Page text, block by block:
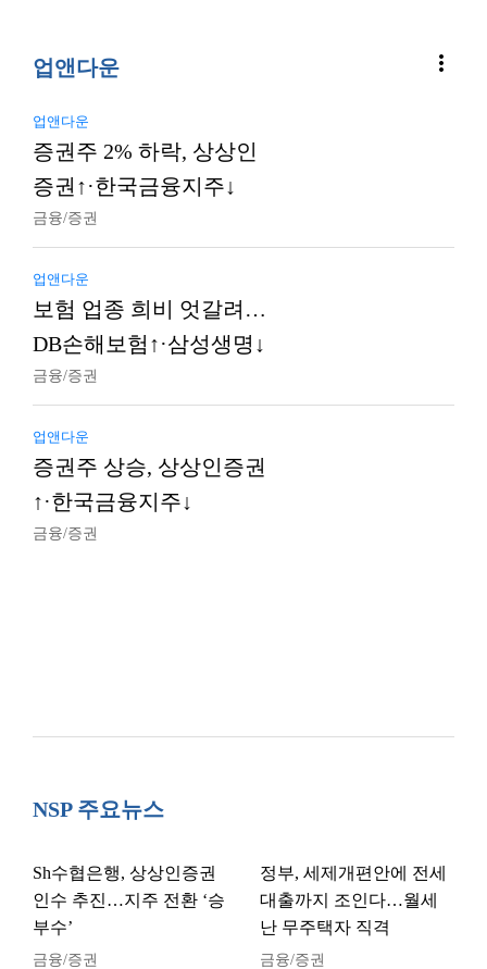
업앤다운 more_vert
업앤다운
증권주 2% 하락, 상상인
증권↑·한국금융지주↓
금융/증권
업앤다운
보험 업종 희비 엇갈려…
DB손해보험↑·삼성생명↓
금융/증권
업앤다운
증권주 상승, 상상인증권
↑·한국금융지주↓
금융/증권
NSP 주요뉴스
Sh수협은행, 상상인증권
인수 추진…지주 전환 ‘승
부수’
금융/증권
정부, 세제개편안에 전세
대출까지 조인다…월세
난 무주택자 직격
금융/증권